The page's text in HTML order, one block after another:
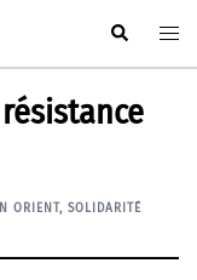
Rechercher
ORIENT, SOLIDARITÉ